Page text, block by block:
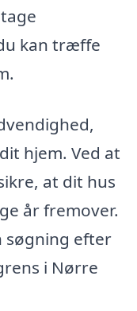
kan træffe
hjem. Ved at
at dit hus
år fremover.
søgning efter
i Nørre